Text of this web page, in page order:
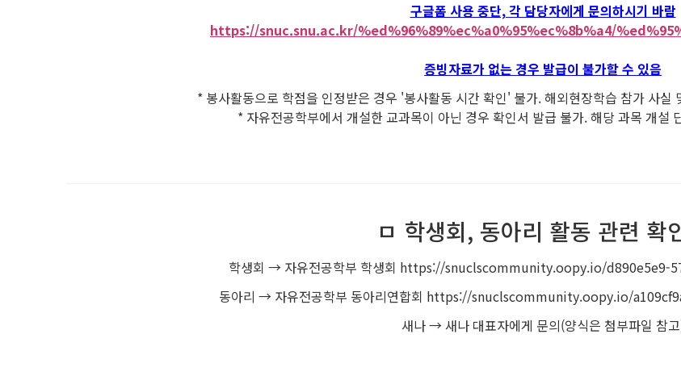
구글폼 사용 중단, 각 담당자에게 문의하시기 바람
https://snuc.snu.ac.kr/%ed%96%89%ec%a0%95%ec%8b%a4/
증빙자료가 없는 경우 발급이 불가할 수 있음
* 봉사활동으로 학점을 인정받은 경우 '봉사활동 시간 확인' 불가. 해외현장학습 참가 사실
* 자유전공학부에서 개설한 교과목이 아닌 경우 확인서 발급 불가. 해당 과목 개설
ㅁ 학생회, 동아리 활동 관련 확
학생회 → 자유전공학부 학생회 https://snuclscommunity.oopy.io/d890e5e9-
동아리 → 자유전공학부 동아리연합회 https://snuclscommunity.oopy.io/
새나 → 새나 대표자에게 문의(양식은 첨부파일 참